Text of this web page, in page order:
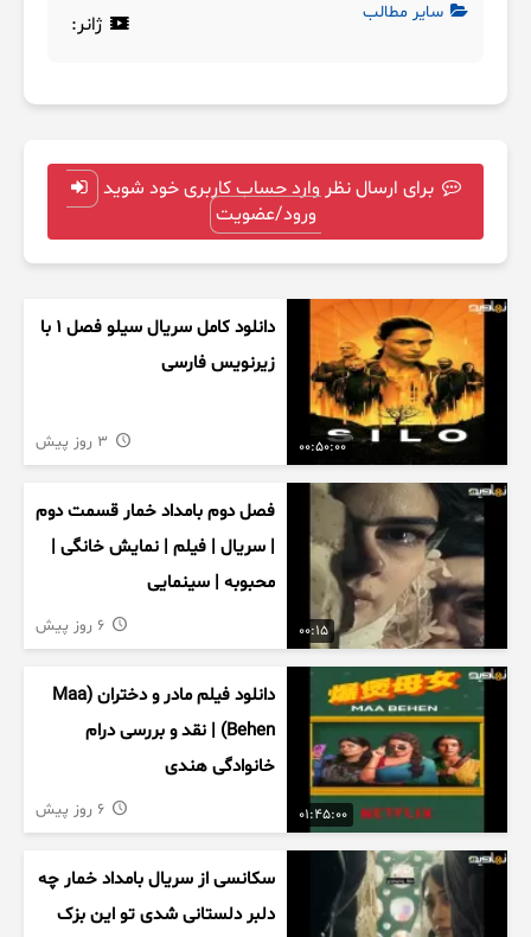
سایر مطالب ژانر:
برای ارسال نظر وارد حساب کاربری خود شوید
ورود/عضویت
00:50:00
دانلود کامل سریال سیلو فصل ۱ با
زیرنویس فارسی
00:15
فصل دوم بامداد خمار قسمت دوم
| سریال | فیلم | نمایش خانگی |
محبوبه | سینمایی
01:45:00
دانلود فیلم مادر و دختران (Maa
Behen) | نقد و بررسی درام
خانوادگی هندی
سکانسی از سریال بامداد خمار چه
دلبر دلستانی شدی تو این بزک